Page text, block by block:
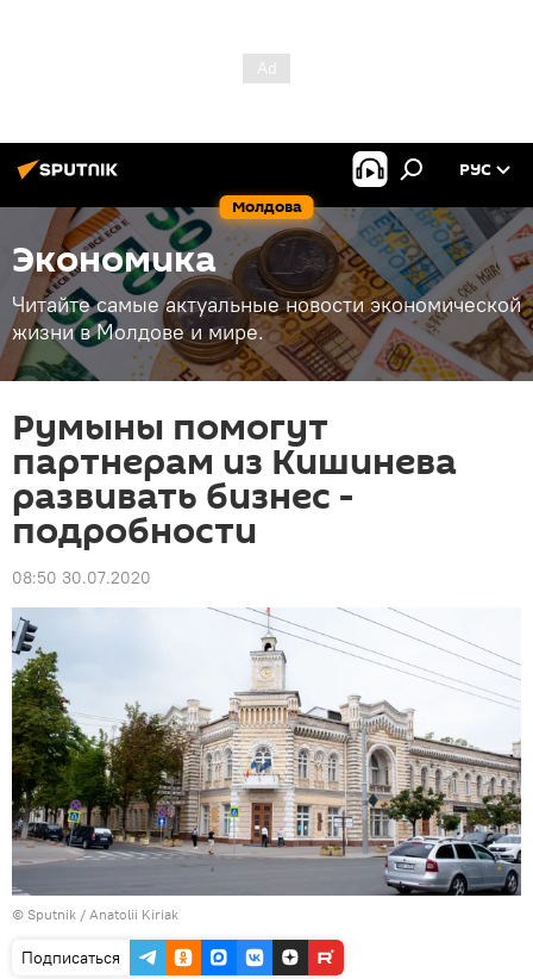
Молдова
РУС
Экономика
Читайте самые актуальные новости экономической
жизни в Молдове и мире.
Румыны помогут
партнерам из Кишинева
развивать бизнес -
подробности
08:50 30.07.2020
© Sputnik / Anatolii Kiriak
Подписаться